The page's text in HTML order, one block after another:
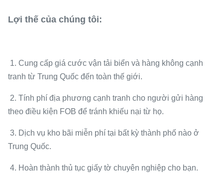
Lợi thế của chúng tôi:
1. Cung cấp giá cước vận tải biển và hàng không cạnh
tranh từ Trung Quốc đến toàn thế giới.
2. Tính phí địa phương cạnh tranh cho người gửi hàng
theo điều kiện FOB để tránh khiếu nại từ họ.
3. Dịch vụ kho bãi miễn phí tại bất kỳ thành phố nào ở
Trung Quốc.
4. Hoàn thành thủ tục giấy tờ chuyên nghiệp cho bạn.